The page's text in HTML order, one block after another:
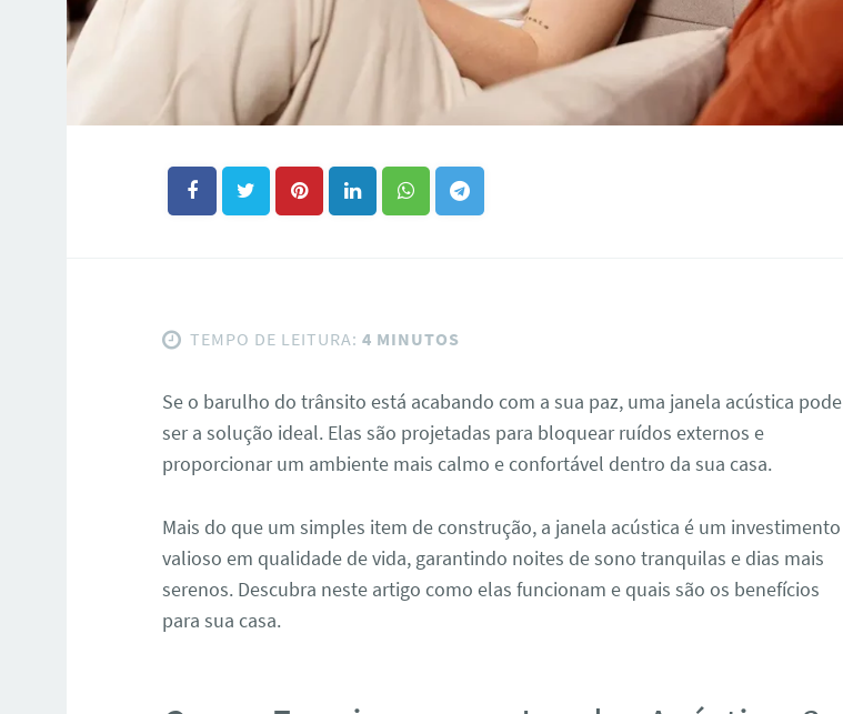
TEMPO DE LEITURA: 4 MINUTOS
Se o barulho do trânsito está acabando com a sua paz, uma janela acústica pode
ser a solução ideal. Elas são projetadas para bloquear ruídos externos e
proporcionar um ambiente mais calmo e confortável dentro da sua casa.
Mais do que um simples item de construção, a janela acústica é um investimento
valioso em qualidade de vida, garantindo noites de sono tranquilas e dias mais
serenos. Descubra neste artigo como elas funcionam e quais são os benefícios
para sua casa.